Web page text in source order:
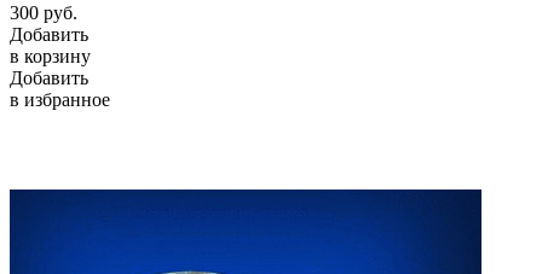
300 руб.
Добавить
в корзину
Добавить
в избранное